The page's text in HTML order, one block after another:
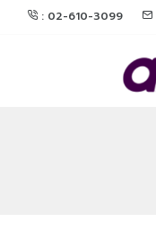
: 02-610-3099